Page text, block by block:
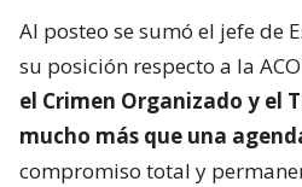
Al posteo se sumó el jefe de
su posición respecto a la
el Crimen Organizado y el
mucho más que una
compromiso total y